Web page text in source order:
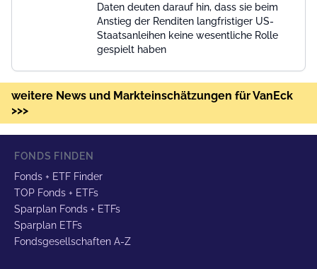
Daten deuten darauf hin, dass sie beim
Anstieg der Renditen langfristiger US-
Staatsanleihen keine wesentliche Rolle
gespielt haben
weitere News und Markteinschätzungen für VanEck
>>>
FONDS FINDEN
Fonds + ETF Finder
TOP Fonds + ETFs
Sparplan Fonds + ETFs
Sparplan ETFs
Fondsgesellschaften A-Z